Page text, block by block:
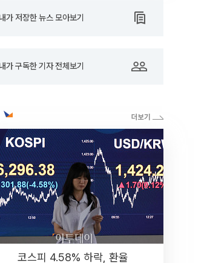
내가 저장한 뉴스 모아보기
내가 구독한 기자 전체보기
코스피 4.58% 하락, 환율